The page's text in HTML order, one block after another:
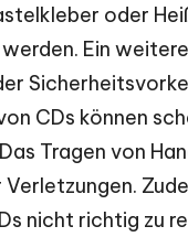
oder
Ein
CDs können
Tragen von
nicht richtig zu